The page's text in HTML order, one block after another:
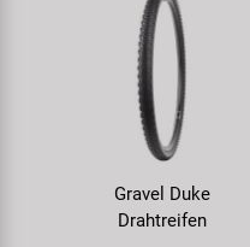
Gravel Duke
Drahtreifen